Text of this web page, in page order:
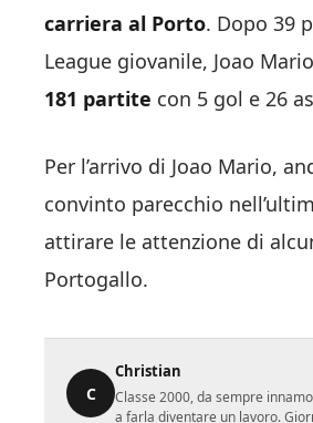
carriera al Porto. Dopo 39
League giovanile, Joao
181 partite con 5 gol e 26
Per l’arrivo di Joao Mario,
convinto parecchio
attirare le attenzione di
Portogallo.
C
Christian
Classe 2000, da sempre
a farla diventare un lavoro.